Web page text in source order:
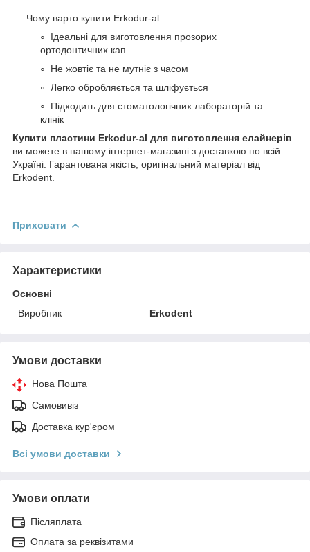
Чому варто купити Erkodur-al:
Ідеальні для виготовлення прозорих
ортодонтичних кап
Не жовтіє та не мутніє з часом
Легко обробляється та шліфується
Підходить для стоматологічних лабораторій та
клінік
Купити пластини Erkodur-al для виготовлення елайнерів
ви можете в нашому інтернет-магазині з доставкою по всій
Україні. Гарантована якість, оригінальний матеріал від
Erkodent.
Приховати
Характеристики
Основні
Виробник
Erkodent
Умови доставки
Нова Пошта
Самовивіз
Доставка кур'єром
Всі умови доставки
Умови оплати
Післяплата
Оплата за реквізитами